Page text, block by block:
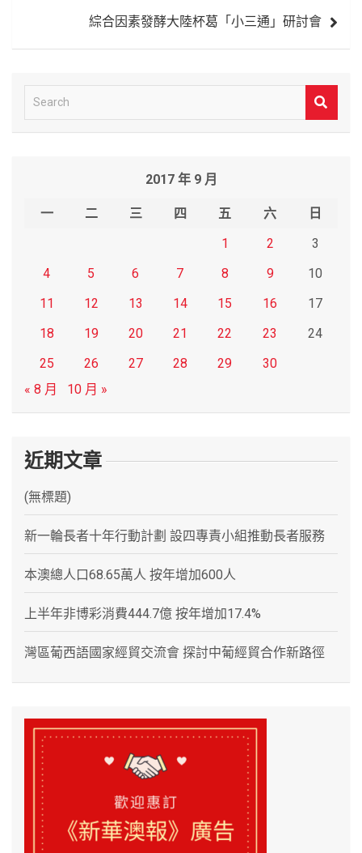
綜合因素發酵大陸杯葛「小三通」研討會
e
2017 年 9 月
一 二 三 四 五 六
日
1
2
3
4
5 6 7 8 9
10
11
12 13 14 15 16
17
18
19 20 21 22 23
24
25
26 27 28 29
30
« 8 月
10 月 »
近期文章
(無標題)
新一輪長者十年行動計劃 設四專責小組推動長者服務
本澳總人口68.65萬人 按年增加600人
上半年非博彩消費444.7億 按年增加17.4%
灣區葡西語國家經貿交流會 探討中葡經貿合作新路徑